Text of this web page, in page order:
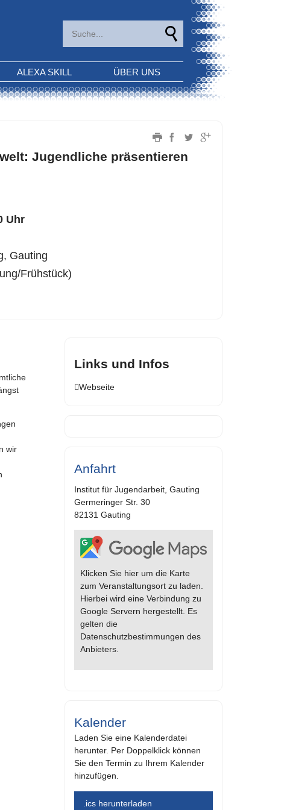
ALEXA SKILL ÜBER UNS
Jugendliche präsentieren
Uhr
Gauting
Frühstück)
wir
Links und Infos
Webseite
Anfahrt
Institut für Jugendarbeit, Gauting
Germeringer Str. 30
82131 Gauting
Klicken Sie hier um die Karte
zum Veranstaltungsort zu laden.
Hierbei wird eine Verbindung zu
Google Servern hergestellt. Es
gelten die
Datenschutzbestimmungen des
Anbieters.
Kalender
Laden Sie eine Kalenderdatei
herunter. Per Doppelklick können
Sie den Termin zu Ihrem Kalender
hinzufügen.
.ics herunterladen